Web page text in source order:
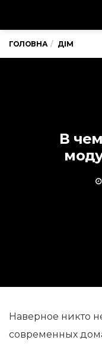
ГОЛОВНА ДІМ
В
Наверное никто
современных